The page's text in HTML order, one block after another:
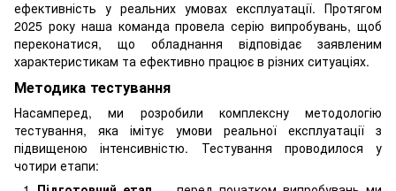
ефективність у реальних умовах експлуатації. Протягом
2025 року наша команда провела серію випробувань, щоб
переконатися, що обладнання відповідає заявленим
характеристикам та ефективно працює в різних ситуаціях.
Методика тестування
Насамперед, ми розробили комплексну методологію
тестування, яка імітує умови реальної експлуатації з
підвищеною інтенсивністю. Тестування проводилося у
чотири етапи: